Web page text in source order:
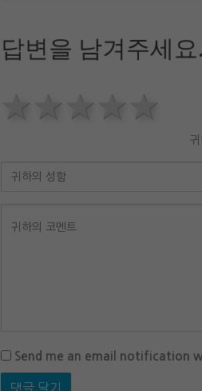
답변을 남겨주세요.
4
3 stars
2 stars
1 star
Send me an email notification